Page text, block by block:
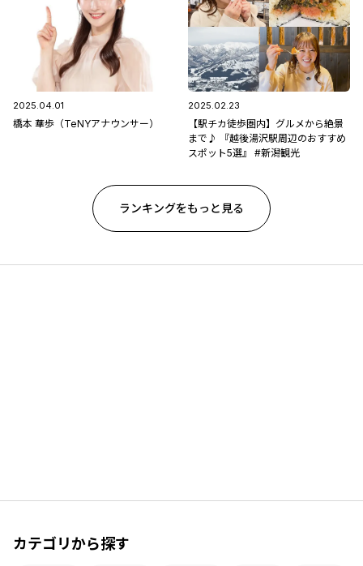
2025.04.01
橋本 華歩（TeNYアナウンサー）
2025.02.23
【駅チカ徒歩圏内】グルメから絶景
まで♪ 『越後湯沢駅周辺のおすすめ
スポット5選』 #新潟観光
ランキングをもっと見る
カテゴリから探す